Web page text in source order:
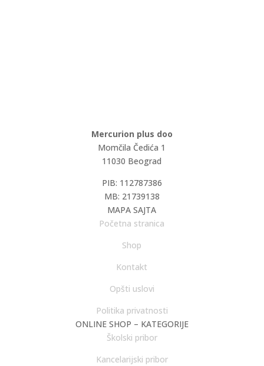
Mercurion plus doo
Momčila Čedića 1
11030 Beograd
PIB: 112787386
MB: 21739138
MAPA SAJTA
Početna stranica
Shop
Kontakt
Opšti uslovi
Politika privatnosti
ONLINE SHOP – KATEGORIJE
Školski pribor
Kancelarijski pribor